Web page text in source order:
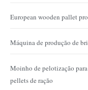
European wooden pallet
Máquina de produção de
Moinho de pelotização
pellets de ração